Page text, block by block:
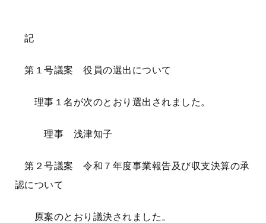
記
第１号議案 役員の選出について
理事１名が次のとおり選出されました。
理事 浅津知子
第２号議案 令和７年度事業報告及び収支決算の承
認について
原案のとおり議決されました。